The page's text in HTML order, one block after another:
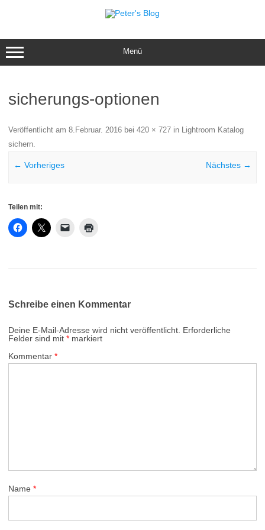
Menü
sicherungs-optionen
Veröffentlicht am 8.Februar. 2016 bei 420 × 727 in Lightroom Katalog
sichern.
← Vorheriges Nächstes →
Teilen mit:
Schreibe einen Kommentar
Deine E-Mail-Adresse wird nicht veröffentlicht. Erforderliche
Felder sind mit * markiert
Kommentar *
Name *